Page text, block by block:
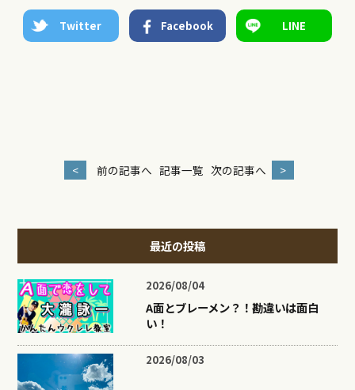
Twitter Facebook LINE
< 前の記事へ 記事一覧 次の記事へ >
最近の投稿
2026/08/04
A面とブレーメン？！勘違いは面白
い！
2026/08/03